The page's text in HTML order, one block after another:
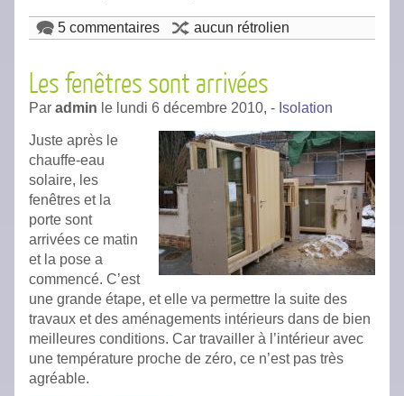
5 commentaires aucun rétrolien
Les fenêtres sont arrivées
Par admin le lundi 6 décembre 2010, - Isolation
Juste après le
chauffe-eau
solaire, les
fenêtres et la
porte sont
arrivées ce matin
et la pose a
commencé. C’est
une grande étape, et elle va permettre la suite des
travaux et des aménagements intérieurs dans de bien
meilleures conditions. Car travailler à l’intérieur avec
une température proche de zéro, ce n’est pas très
agréable.